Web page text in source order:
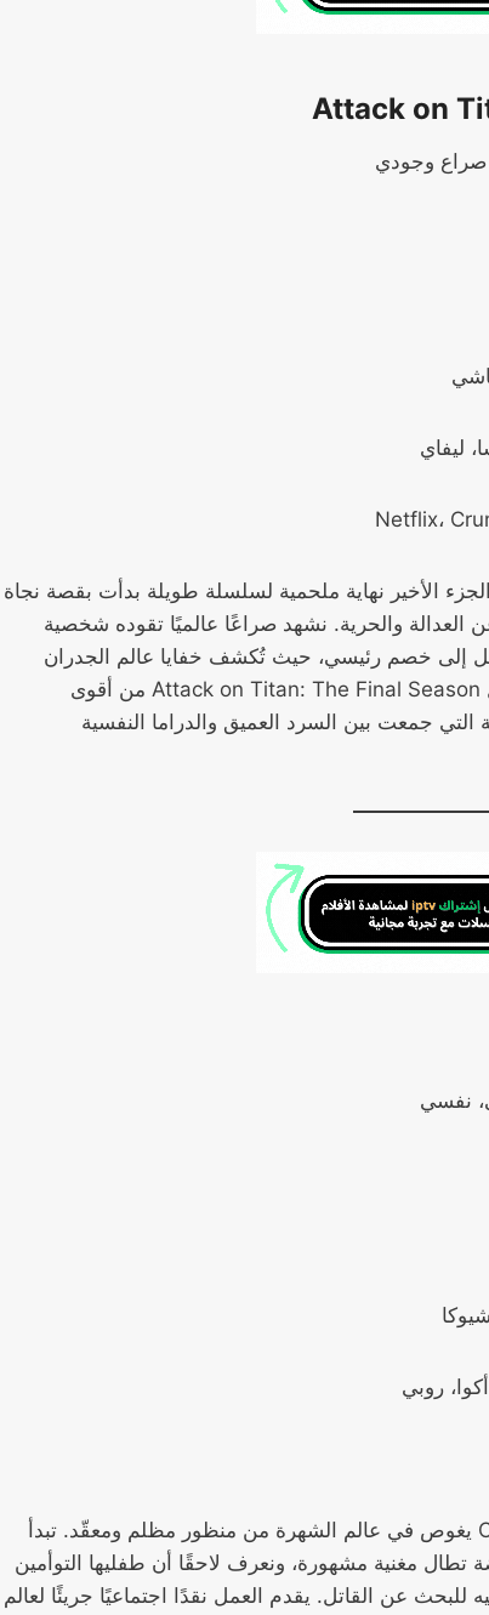
صراع وجودي
ليفاي
الأخير نهاية ملحمية لسلسلة طويلة بدأت بقصة نجاة
العدالة والحرية. نشهد صراعًا عالميًا تقوده شخصية
إلى خصم رئيسي، حيث تُكشف خفايا عالم الجدران
والعمالقة. يعتبر مسلسل Attack on Titan: The Final Season من أقوى
التي جمعت بين السرد العميق والدراما النفسية
نفسي
روبي
Oshi no Ko يغوص في عالم الشهرة من منظور مظلم ومعقّد. تبدأ
تطال مغنية مشهورة، ونعرف لاحقًا أن طفليها التوأمين
للبحث عن القاتل. يقدم العمل نقدًا اجتماعيًا جريئًا لعالم